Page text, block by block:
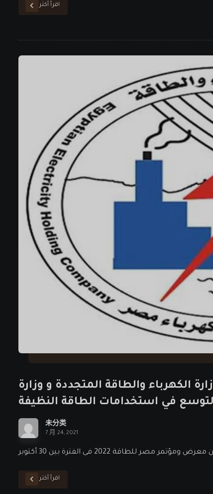
اقرأ أكثر
الكهرباء والطاقة المتجددة و وزارة
في استخدامات الطاقة النظيفة
未分类
7 月 24, 2021
اقرأ أكثر